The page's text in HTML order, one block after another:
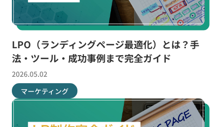
LPO（ランディングページ最適化）とは？手
法・ツール・成功事例まで完全ガイド
2026.05.02
マーケティング